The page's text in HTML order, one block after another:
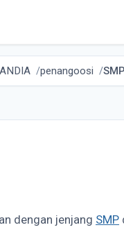
penangoosi
dengan jenjang SMP